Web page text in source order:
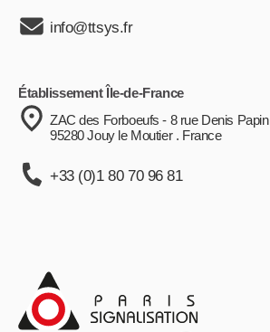
info@ttsys.fr
Établissement Île-de-France
ZAC des Forboeufs - 8 rue Denis Papin
95280 Jouy le Moutier . France
+33 (0)1 80 70 96 81